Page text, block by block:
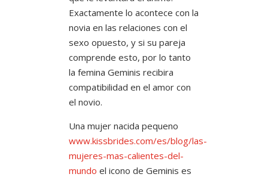
Exactamente lo acontece con la
novia en las relaciones con el
sexo opuesto, y si su pareja
comprende esto, por lo tanto
la femina Geminis recibira
compatibilidad en el amor con
el novio.
Una mujer nacida pequeno
www.kissbrides.com/es/blog/las-
mujeres-mas-calientes-del-
mundo el icono de Geminis es